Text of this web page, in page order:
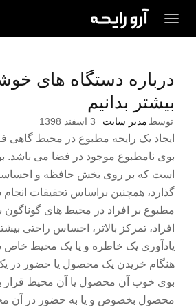
درباره دستگاه های
بیشتر بدانیم
توسط مدیر سایت 3 اسفند 1398
ایجاد یک رایحه مطبوع در محیط گاهی
بوی نامطبوع موجود در فضا می باشد.
است که بر روی بخش حافظه و
گذارد، همچنین براساس تحقیقات انجام
مطبوع بر افراد در محیط های گوناگون
افراد، تمرکز بالاتر، احساس راحتی
یادآوری یک خاطره و یا یک محیط خاص
هنگام خریدن یک محصول یا حضور در
بوی خوب آن محصول یا آن محیط قرار
محصول بخصوص و یا به حضور در آن